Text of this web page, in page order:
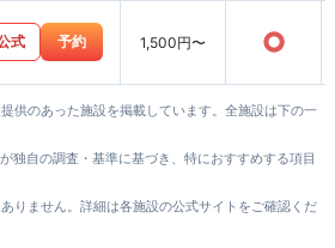
式 予約 1,500円〜 ○
供のあった施設を掲載しています。全施設は下の一
独自の調査・基準に基づき、特におすすめする項目
りません。詳細は各施設の公式サイトをご確認くだ